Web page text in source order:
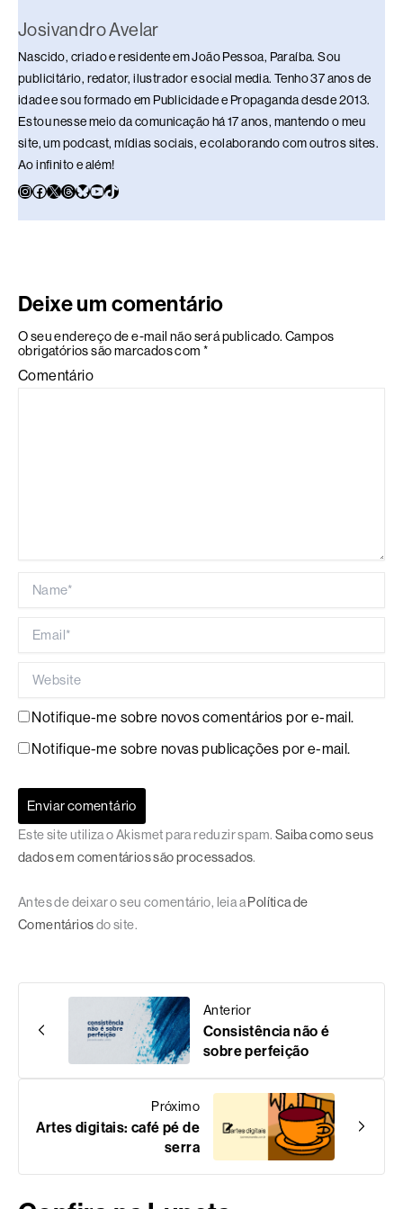
Josivandro Avelar
Nascido, criado e residente em João Pessoa, Paraíba. Sou
publicitário, redator, ilustrador e social media. Tenho 37 anos de
idade e sou formado em Publicidade e Propaganda desde 2013.
Estou nesse meio da comunicação há 17 anos, mantendo o meu
site, um podcast, mídias sociais, e colaborando com outros sites.
Ao infinito e além!
Deixe um comentário
O seu endereço de e-mail não será publicado. Campos
obrigatórios são marcados com *
Comentário
Notifique-me sobre novos comentários por e-mail.
Notifique-me sobre novas publicações por e-mail.
Este site utiliza o Akismet para reduzir spam. Saiba como seus
dados em comentários são processados.
Antes de deixar o seu comentário, leia a Política de
Comentáriosdo site.
Anterior
Consistência não é
sobre perfeição
Próximo
Artes digitais: café pé de
serra